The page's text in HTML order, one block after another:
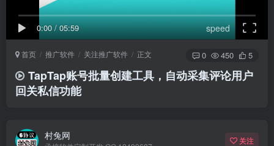
0:00/05:59 speed
首页 推广软件 关注推广软件 正文 0 450 5
TapTap账号批量创建工具，自动采集评论用户
回关私信功能
村兔网 关注